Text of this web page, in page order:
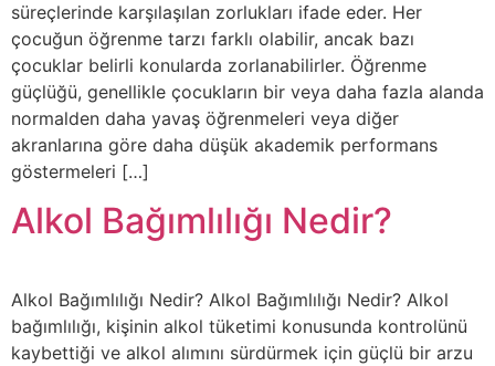
süreçlerinde karşılaşılan zorlukları ifade eder. Her
çocuğun öğrenme tarzı farklı olabilir, ancak bazı
çocuklar belirli konularda zorlanabilirler. Öğrenme
güçlüğü, genellikle çocukların bir veya daha fazla alanda
normalden daha yavaş öğrenmeleri veya diğer
akranlarına göre daha düşük akademik performans
göstermeleri […]
Alkol Bağımlılığı Nedir?
Alkol Bağımlılığı Nedir? Alkol Bağımlılığı Nedir? Alkol
bağımlılığı, kişinin alkol tüketimi konusunda kontrolünü
kaybettiği ve alkol alımını sürdürmek için güçlü bir arzu